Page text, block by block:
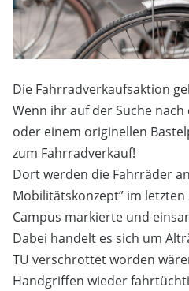
Die Fahrradverkaufsaktion
Wenn ihr auf der Suche
oder einem originellen
zum Fahrradverkauf!
Dort werden die Fahrräder
Mobilitätskonzept” im
Campus markierte und
Dabei handelt es sich um
TU verschrottet worden
Handgriffen wieder